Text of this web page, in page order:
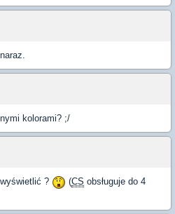
kolorami? ;/
? (CS obsługuje do 4